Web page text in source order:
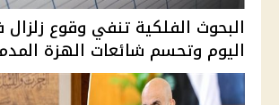
البحوث الفلكية تنفي وقوع
اليوم وتحسم شائعات الهزة